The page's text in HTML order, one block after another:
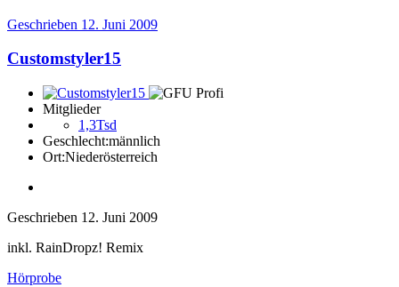
Geschrieben 12. Juni 2009
Customstyler15
Mitglieder
1,3Tsd
Geschlecht:männlich
Ort:Niederösterreich
Geschrieben 12. Juni 2009
inkl. RainDropz! Remix
Hörprobe